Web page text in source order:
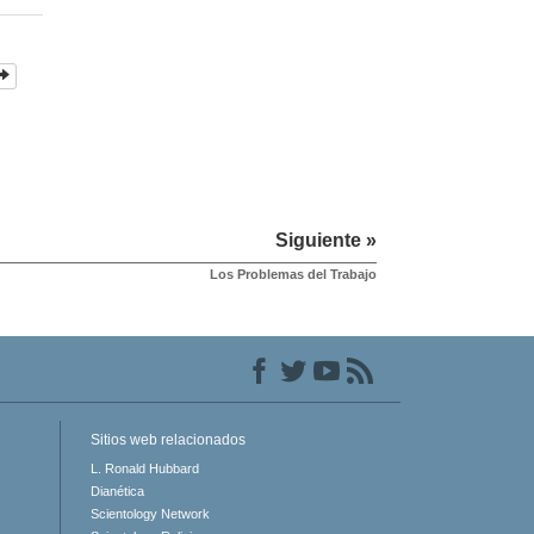
Siguiente »
Los Problemas del Trabajo
Sitios web relacionados
L. Ronald Hubbard
Dianética
Scientology Network